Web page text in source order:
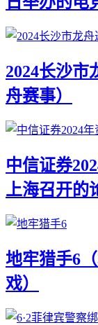
2024长沙市
舟赛事）
中信证券
上海召开的
地牢猎手6
戏）